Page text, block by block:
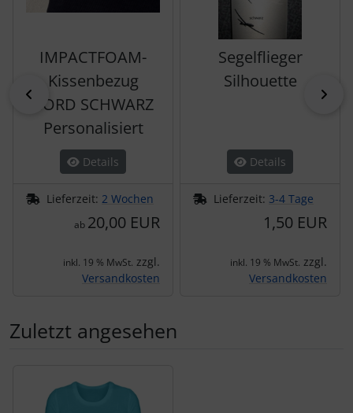
IMPACTFOAM-
Kissenbezug
CORD SCHWARZ
Personalisiert
Details
Lieferzeit: 2 Wochen
ab 20,00 EUR
inkl. 19 % MwSt. zzgl.
Versandkosten
Segelflieger
Silhouette
Details
Lieferzeit: 3-4 Tage
1,50 EUR
inkl. 19 % MwSt. zzgl.
Versandkosten
Zuletzt angesehen